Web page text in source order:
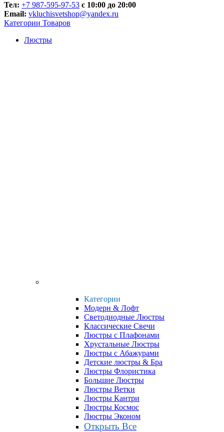
Тел: +7 987-595-97-53 с 10:00 до 20:00
Email: vkluchisvetshop@yandex.ru
Категории Товаров
Люстры
Категории
Модерн & Лофт
Светодиодные Люстры
Классические Свечи
Люстры с Плафонами
Хрустальные Люстры
Люстры с Абажурами
Детские люстры & Бра
Люстры Флористика
Большие Люстры
Люстры Ветки
Люстры Кантри
Люстры Космос
Люстры Эконом
Открыть Все